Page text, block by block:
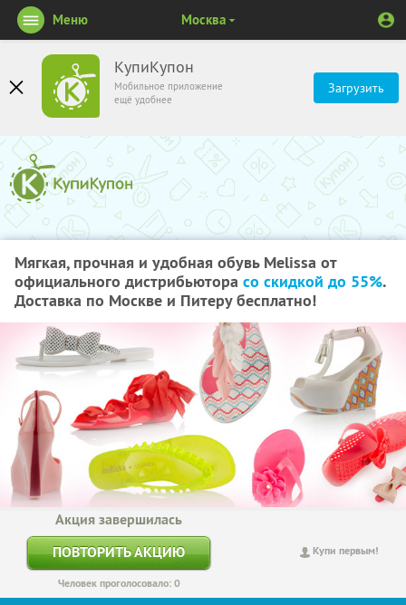
КупиКупон
Мобильное приложение
ещё удобнее
Загрузить
Меню Москва
Мягкая, прочная и удобная обувь Melissa от
официального дистрибьютора со скидкой до 55%.
Доставка по Москве и Питеру бесплатно!
Купи первым!
Акция завершилась
ПОВТОРИТЬ АКЦИЮ
Человек проголосовало: 0